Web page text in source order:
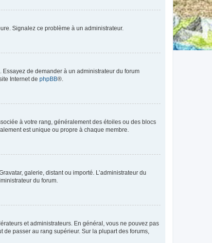
Signalez ce problème à un administrateur.
de demander à un administrateur du forum
Internet de phpBB®.
à votre rang, généralement des étoiles ou des blocs
est unique ou propre à chaque membre.
galerie, distant ou importé. L’administrateur du
du forum.
et administrateurs. En général, vous ne pouvez pas
de passer au rang supérieur. Sur la plupart des forums,